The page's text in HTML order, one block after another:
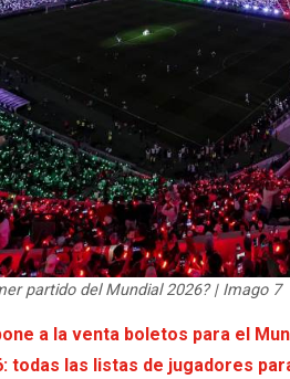
partido del Mundial 2026? | Imago 7
a la venta boletos para el
todas las listas de jugadores